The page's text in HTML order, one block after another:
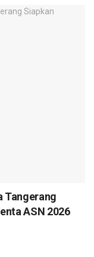
Tangerang
ASN 2026